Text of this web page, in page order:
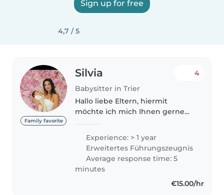
Sign up for free
4,7 / 5
Family favorite
Silvia
Babysitter in Trier
4
Hallo liebe Eltern, hiermit
möchte ich mich Ihnen gerne
Borisova, ich bin 21 Jahre alt und
komme aus Bulgarien. Ich
spreche folgende Sprachen:
Deutsch,..
Experience: > 1 year
Erweitertes Führungszeugnis
Average response time: 5
minutes
€15.00/hr